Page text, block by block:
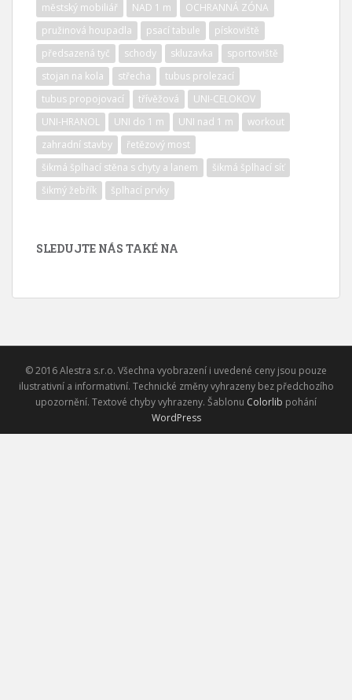
městský mobiliář
NAD 1 m
OCHRANNÁ ZÓNA
pružinová houpadla
psací tabule
pískoviště
předsazená tyč
schody skluzavka
sportoviště
stojan na kola
střecha
tubus prolezací
tubus propojovací
třívěžová
UNI-CELOKOV
UNI-HRANOL
UNI do 1 m UNI nad 1 m
workout
zahradní stavby
řetězový most
šikmá šplhací stěna s chyty a lanem
šikmá šplhací síť
šikmý žebřík
šplhací prvky
SLEDUJTE NÁS TAKÉ NA
© 2016 Alestra s.r.o. Všechna vyobrazení i uvedené ceny jsou pouze
ilustrativní a informativní. Technické změny vyhrazeny bez předchozího
upozornění. Textové chyby vyhrazeny. Šablonu Colorlib pohání
WordPress